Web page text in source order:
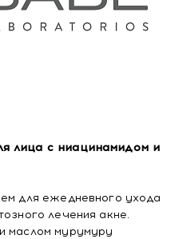
лица с ниацинамидом и
для ежедневного ухода
лечения акне.
маслом мурумуру